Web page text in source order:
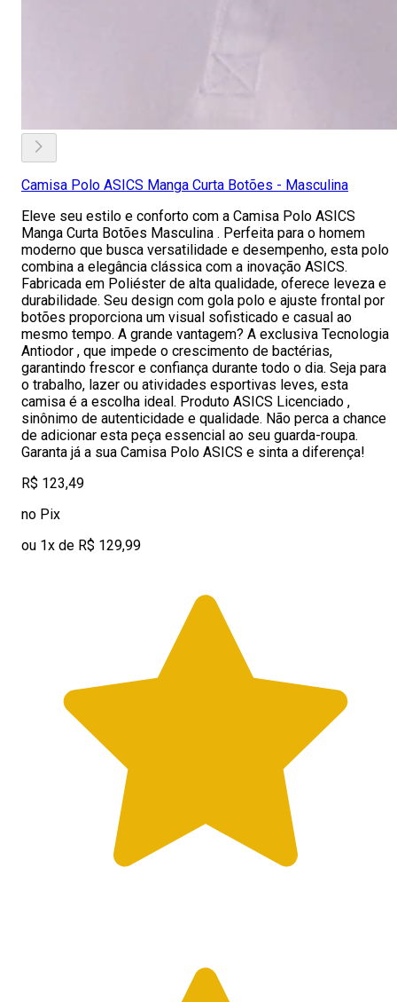
Camisa Polo ASICS Manga Curta Botões - Masculina
Eleve seu estilo e conforto com a Camisa Polo ASICS
Manga Curta Botões Masculina . Perfeita para o homem
moderno que busca versatilidade e desempenho, esta polo
combina a elegância clássica com a inovação ASICS.
Fabricada em Poliéster de alta qualidade, oferece leveza e
durabilidade. Seu design com gola polo e ajuste frontal por
botões proporciona um visual sofisticado e casual ao
mesmo tempo. A grande vantagem? A exclusiva Tecnologia
Antiodor , que impede o crescimento de bactérias,
garantindo frescor e confiança durante todo o dia. Seja para
o trabalho, lazer ou atividades esportivas leves, esta
camisa é a escolha ideal. Produto ASICS Licenciado ,
sinônimo de autenticidade e qualidade. Não perca a chance
de adicionar esta peça essencial ao seu guarda-roupa.
Garanta já a sua Camisa Polo ASICS e sinta a diferença!
R$ 123,49
no Pix
ou 1x de R$ 129,99